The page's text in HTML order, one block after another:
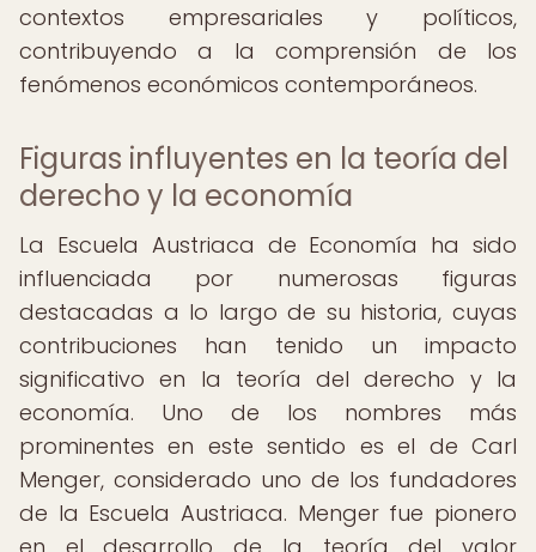
contextos empresariales y políticos,
contribuyendo a la comprensión de los
fenómenos económicos contemporáneos.
Figuras influyentes en la teoría del
derecho y la economía
La Escuela Austriaca de Economía ha sido
influenciada por numerosas figuras
destacadas a lo largo de su historia, cuyas
contribuciones han tenido un impacto
significativo en la teoría del derecho y la
economía. Uno de los nombres más
prominentes en este sentido es el de Carl
Menger, considerado uno de los fundadores
de la Escuela Austriaca. Menger fue pionero